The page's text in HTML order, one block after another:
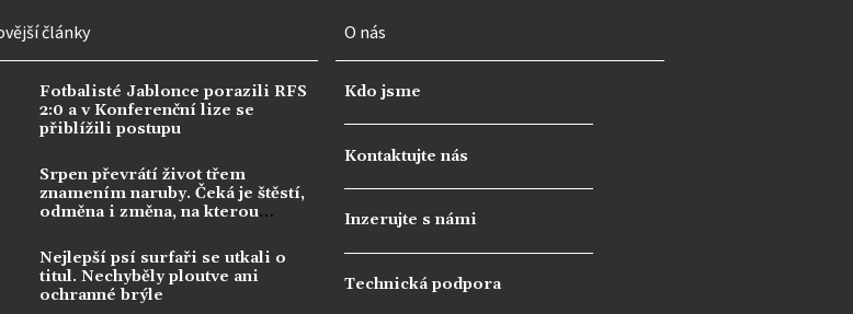
články
Fotbalisté Jablonce porazili RFS
2:0 a v Konferenční lize se
přiblížili postupu
Srpen převrátí život třem
znamením naruby. Čeká je štěstí,
odměna i změna, na kterou
Nejlepší psí surfaři se utkali o
titul. Nechyběly ploutve ani
ochranné brýle
O nás
Kdo jsme
Kontaktujte nás
Inzerujte s námi
Technická podpora